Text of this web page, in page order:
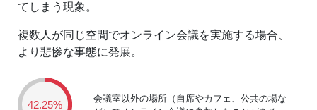
てしまう現象。
複数人が同じ空間でオンライン会議を実施する場合、
より悲惨な事態に発展。
42.25%
会議室以外の場所（自席やカフェ、公共の場な